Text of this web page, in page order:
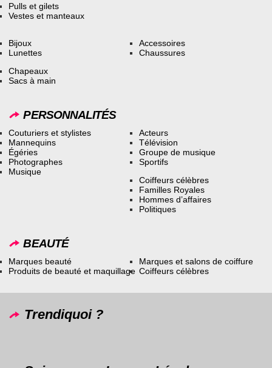
Pulls et gilets
Vestes et manteaux
Bijoux
Lunettes
Accessoires
Chaussures
Chapeaux
Sacs à main
PERSONNALITÉS
Couturiers et stylistes
Mannequins
Égéries
Photographes
Musique
Acteurs
Télévision
Groupe de musique
Sportifs
Coiffeurs célèbres
Familles Royales
Hommes d’affaires
Politiques
BEAUTÉ
Marques beauté
Produits de beauté et maquillage
Marques et salons de coiffure
Coiffeurs célèbres
Trendiquoi ?